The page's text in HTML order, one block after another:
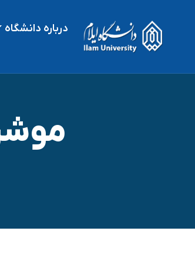
درباره دانشگاه